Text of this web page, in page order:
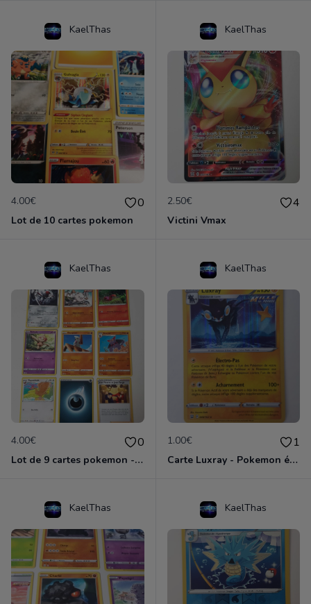
KaelThas
4.00€ 0
Lot de 10 cartes pokemon
KaelThas
2.50€ 4
Victini Vmax
KaelThas
4.00€ 0
Lot de 9 cartes pokemon - épée et bouclier
KaelThas
1.00€ 1
Carte Luxray - Pokemon épée et bouclier
KaelThas KaelThas